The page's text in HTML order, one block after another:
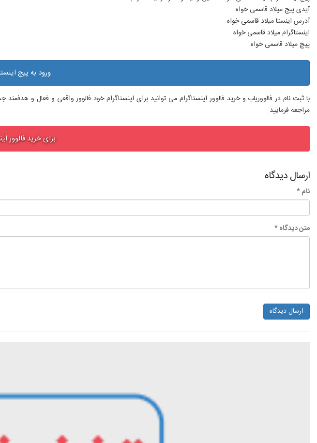
آیدی پیج میلاد قاسمی خواه
آدرس اینستا میلاد قاسمی خواه
اینستاگرام میلاد قاسمی خواه
پیچ میلاد قاسمی خواه
ورود به پیج
با ثبت نام در فالووریاب و خرید فالوور اینستاگرام می توانید برای اینستاگرام خود فالوور واقعی و فعال و
مراجعه فرمایید.
برای خرید فالوور
ارسال دیدگاه
نام *
متن دیدگاه *
ارسال دیدگاه